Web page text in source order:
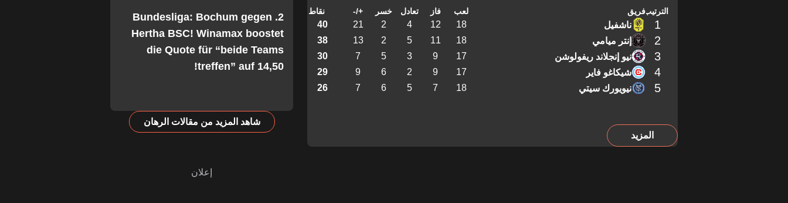
الترتيبفريق لعب فاز تعادل خسر +/- نقاط
1 ناشفيل 18
12
4
2
21
40
2 إنتر ميامي 18
11
5
2
13
38
3 نيو إنجلاند ريفولوشن 17
9
3
5
7
30
4 شيكاغو فاير 17
9
2
6
9
29
5 نيويورك سيتي 18
7
5
6
7
26
المزيد
2. Bundesliga: Bochum gegen
Hertha BSC! Winamax boostet
die Quote für “beide Teams
treffen” auf 14,50!
شاهد المزيد من مقالات الرهان